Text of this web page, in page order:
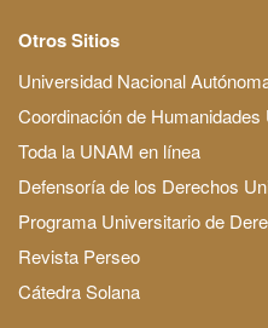
Otros Sitios
Universidad Nacional
Coordinación de Humanidades
Toda la UNAM en línea
Defensoría de los Derechos
Programa Universitario de
Revista Perseo
Cátedra Solana